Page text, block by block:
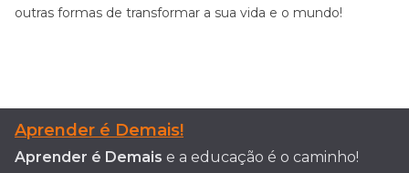
outras formas de transformar a sua vida e o mundo!
Aprender é Demais!
Aprender é Demais e a educação é o caminho!